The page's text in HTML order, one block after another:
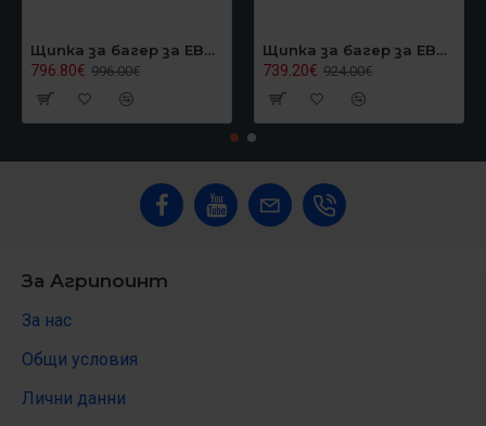
Щипка за багер за EB40, Graecus EB40GRAPPLER
796.80€ 996.00€
Щипка за багер за EB24/EB27, Graecus EB27GRAPPLER
739.20€ 924.00€
За Агрипоинт
За нас
Общи условия
Лични данни